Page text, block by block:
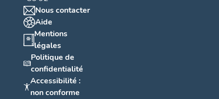
Nous contacter
Aide
Mentions
légales
Politique de
confidentialité
Accessibilité :
non conforme